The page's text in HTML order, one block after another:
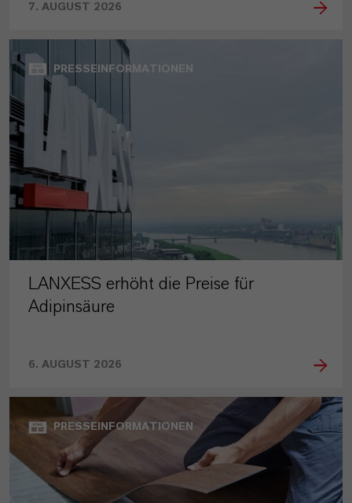
7. AUGUST 2026
PRESSEINFORMATIONEN
LANXESS erhöht die Preise für
Adipinsäure
6. AUGUST 2026
PRESSEINFORMATIONEN